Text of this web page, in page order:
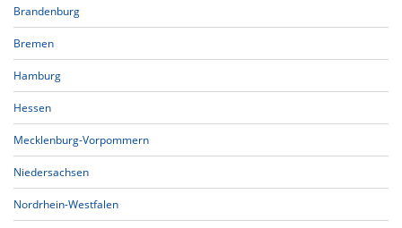
Brandenburg
Bremen
Hamburg
Hessen
Mecklenburg-Vorpommern
Niedersachsen
Nordrhein-Westfalen